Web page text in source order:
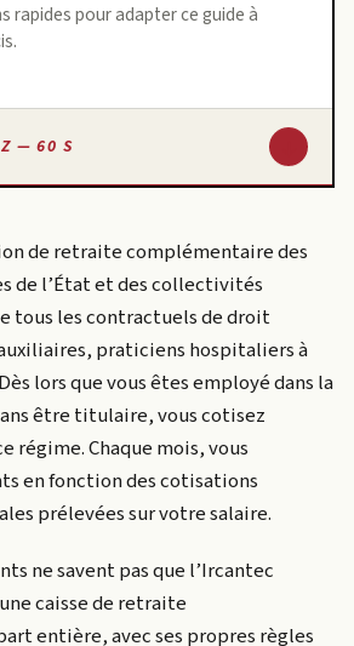
rapides pour adapter ce guide à
— 60 S
de retraite complémentaire des
de l’État et des collectivités
tous les contractuels de droit
praticiens hospitaliers à
lors que vous êtes employé dans la
être titulaire, vous cotisez
régime. Chaque mois, vous
en fonction des cotisations
prélevées sur votre salaire.
ne savent pas que l’Ircantec
caisse de retraite
entière, avec ses propres règles